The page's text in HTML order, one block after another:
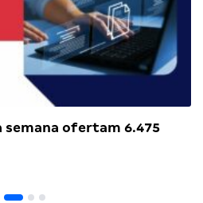
semana ofertam 6.475